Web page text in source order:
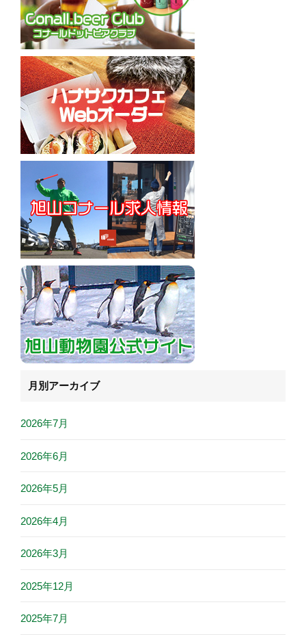
月別アーカイブ
2026年7月
2026年6月
2026年5月
2026年4月
2026年3月
2025年12月
2025年7月